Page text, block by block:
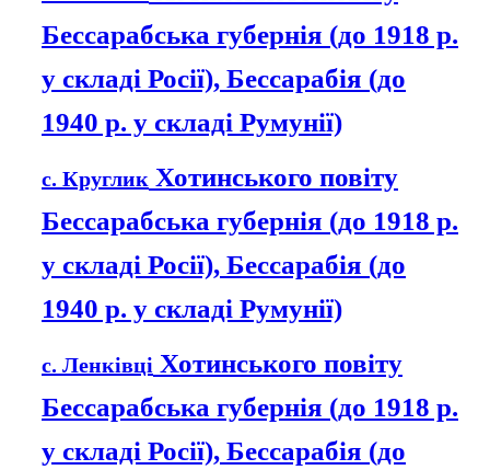
Бессарабська губернія (до 1918 р.
у складі Росії), Бессарабія (до
1940 р. у складі Румунії)
с. Круглик Хотинського повіту
Бессарабська губернія (до 1918 р.
у складі Росії), Бессарабія (до
1940 р. у складі Румунії)
с. Ленківці Хотинського повіту
Бессарабська губернія (до 1918 р.
у складі Росії), Бессарабія (до